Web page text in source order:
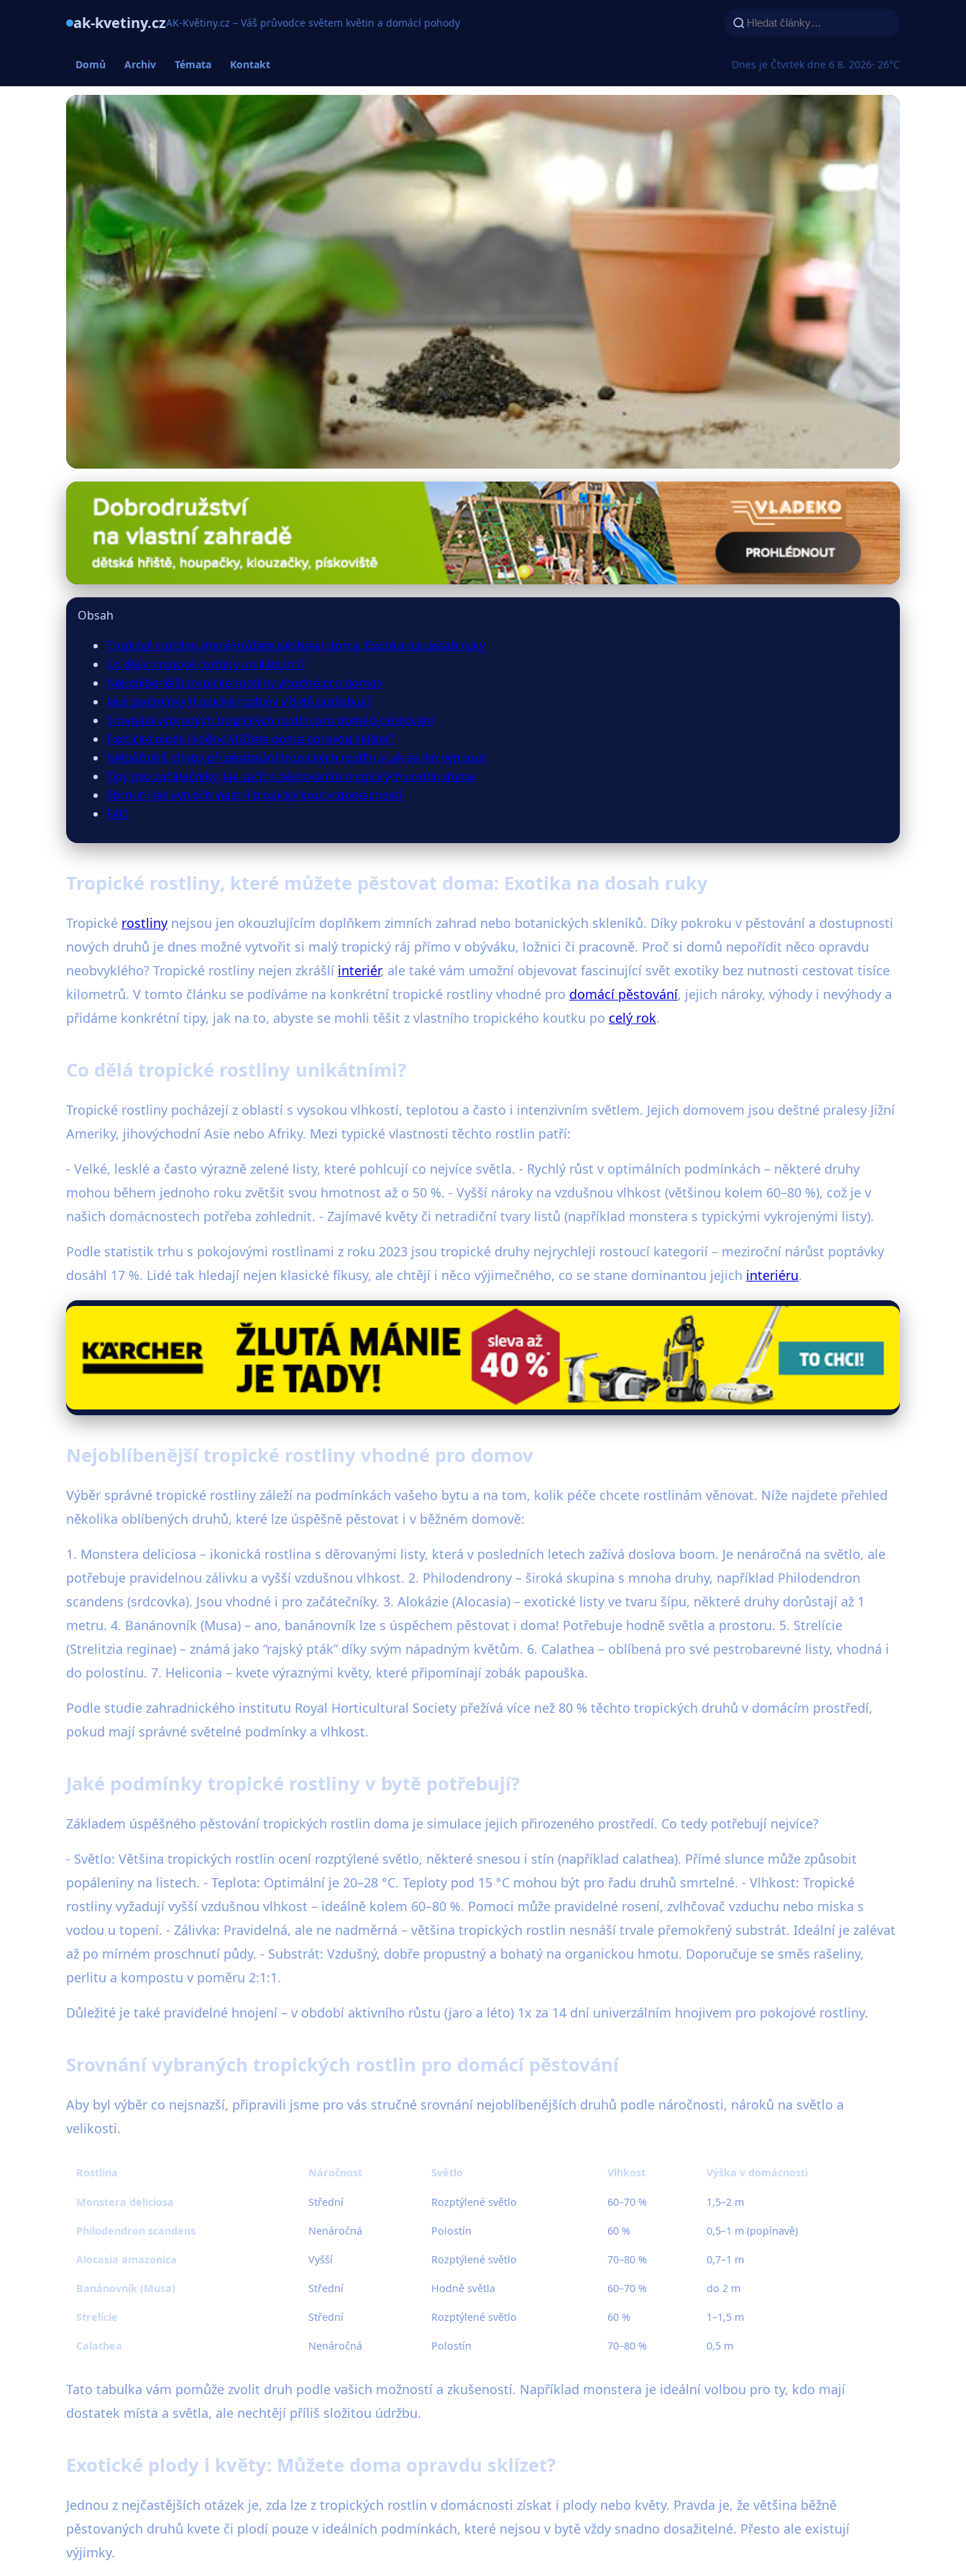
ak-kvetiny.czAK-Květiny.cz – Váš průvodce světem květin a domácí pohody
Domů Archiv Témata Kontakt Dnes je Čtvrtek dne 6 8. 2026· 26°C
Pěstujte doma tropické rostliny: Exotika v pohodlí bytu
7. 3. 2026· 10 min čtení · Autor: Tomáš Bureš
Obsah
Tropické rostliny, které můžete pěstovat doma: Exotika na dosah ruky
Co dělá tropické rostliny unikátními?
Nejoblíbenější tropické rostliny vhodné pro domov
Jaké podmínky tropické rostliny v bytě potřebují?
Srovnání vybraných tropických rostlin pro domácí pěstování
Exotické plody i květy: Můžete doma opravdu sklízet?
Nejběžnější chyby při pěstování tropických rostlin a jak se jim vyhnout
Tipy pro začátečníky: Jak začít s pěstováním tropických rostlin doma
Shrnutí: Jak vytvořit vlastní tropický kout v domácnosti
FAQ
Tropické rostliny, které můžete pěstovat doma: Exotika na dosah ruky
Tropické rostliny nejsou jen okouzlujícím doplňkem zimních zahrad nebo botanických skleníků. Díky pokroku v pěstování a dostupnosti
nových druhů je dnes možné vytvořit si malý tropický ráj přímo v obýváku, ložnici či pracovně. Proč si domů nepořídit něco opravdu
neobvyklého? Tropické rostliny nejen zkrášlí interiér, ale také vám umožní objevovat fascinující svět exotiky bez nutnosti cestovat tisíce
kilometrů. V tomto článku se podíváme na konkrétní tropické rostliny vhodné pro domácí pěstování, jejich nároky, výhody i nevýhody a
přidáme konkrétní tipy, jak na to, abyste se mohli těšit z vlastního tropického koutku po celý rok.
Co dělá tropické rostliny unikátními?
Tropické rostliny pocházejí z oblastí s vysokou vlhkostí, teplotou a často i intenzivním světlem. Jejich domovem jsou deštné pralesy Jižní
Ameriky, jihovýchodní Asie nebo Afriky. Mezi typické vlastnosti těchto rostlin patří:
- Velké, lesklé a často výrazně zelené listy, které pohlcují co nejvíce světla. - Rychlý růst v optimálních podmínkách – některé druhy
mohou během jednoho roku zvětšit svou hmotnost až o 50 %. - Vyšší nároky na vzdušnou vlhkost (většinou kolem 60–80 %), což je v
našich domácnostech potřeba zohlednit. - Zajímavé květy či netradiční tvary listů (například monstera s typickými vykrojenými listy).
Podle statistik trhu s pokojovými rostlinami z roku 2023 jsou tropické druhy nejrychleji rostoucí kategorií – meziroční nárůst poptávky
dosáhl 17 %. Lidé tak hledají nejen klasické fíkusy, ale chtějí i něco výjimečného, co se stane dominantou jejich interiéru.
Nejoblíbenější tropické rostliny vhodné pro domov
Výběr správné tropické rostliny záleží na podmínkách vašeho bytu a na tom, kolik péče chcete rostlinám věnovat. Níže najdete přehled
několika oblíbených druhů, které lze úspěšně pěstovat i v běžném domově:
1. Monstera deliciosa – ikonická rostlina s děrovanými listy, která v posledních letech zažívá doslova boom. Je nenáročná na světlo, ale
potřebuje pravidelnou zálivku a vyšší vzdušnou vlhkost. 2. Philodendrony – široká skupina s mnoha druhy, například Philodendron
scandens (srdcovka). Jsou vhodné i pro začátečníky. 3. Alokázie (Alocasia) – exotické listy ve tvaru šípu, některé druhy dorůstají až 1
metru. 4. Banánovník (Musa) – ano, banánovník lze s úspěchem pěstovat i doma! Potřebuje hodně světla a prostoru. 5. Strelície
(Strelitzia reginae) – známá jako “rajský pták” díky svým nápadným květům. 6. Calathea – oblíbená pro své pestrobarevné listy, vhodná i
do polostínu. 7. Heliconia – kvete výraznými květy, které připomínají zobák papouška.
Podle studie zahradnického institutu Royal Horticultural Society přežívá více než 80 % těchto tropických druhů v domácím prostředí,
pokud mají správné světelné podmínky a vlhkost.
Jaké podmínky tropické rostliny v bytě potřebují?
Základem úspěšného pěstování tropických rostlin doma je simulace jejich přirozeného prostředí. Co tedy potřebují nejvíce?
- Světlo: Většina tropických rostlin ocení rozptýlené světlo, některé snesou i stín (například calathea). Přímé slunce může způsobit
popáleniny na listech. - Teplota: Optimální je 20–28 °C. Teploty pod 15 °C mohou být pro řadu druhů smrtelné. - Vlhkost: Tropické
rostliny vyžadují vyšší vzdušnou vlhkost – ideálně kolem 60–80 %. Pomoci může pravidelné rosení, zvlhčovač vzduchu nebo miska s
vodou u topení. - Zálivka: Pravidelná, ale ne nadměrná – většina tropických rostlin nesnáší trvale přemokřený substrát. Ideální je zalévat
až po mírném proschnutí půdy. - Substrát: Vzdušný, dobře propustný a bohatý na organickou hmotu. Doporučuje se směs rašeliny,
perlitu a kompostu v poměru 2:1:1.
Důležité je také pravidelné hnojení – v období aktivního růstu (jaro a léto) 1x za 14 dní univerzálním hnojivem pro pokojové rostliny.
Srovnání vybraných tropických rostlin pro domácí pěstování
Aby byl výběr co nejsnazší, připravili jsme pro vás stručné srovnání nejoblíbenějších druhů podle náročnosti, nároků na světlo a
velikosti.
Rostlina Náročnost Světlo Vlhkost Výška v domácnosti
Monstera deliciosa Střední Rozptýlené světlo 60–70 % 1,5–2 m
Philodendron scandens Nenáročná Polostín 60 % 0,5–1 m (popínavě)
Alocasia amazonica Vyšší Rozptýlené světlo 70–80 % 0,7–1 m
Banánovník (Musa) Střední Hodně světla 60–70 % do 2 m
Strelície Střední Rozptýlené světlo 60 % 1–1,5 m
Calathea Nenáročná Polostín 70–80 % 0,5 m
Tato tabulka vám pomůže zvolit druh podle vašich možností a zkušeností. Například monstera je ideální volbou pro ty, kdo mají
dostatek místa a světla, ale nechtějí příliš složitou údržbu.
Exotické plody i květy: Můžete doma opravdu sklízet?
Jednou z nejčastějších otázek je, zda lze z tropických rostlin v domácnosti získat i plody nebo květy. Pravda je, že většina běžně
pěstovaných druhů kvete či plodí pouze v ideálních podmínkách, které nejsou v bytě vždy snadno dosažitelné. Přesto ale existují
výjimky.